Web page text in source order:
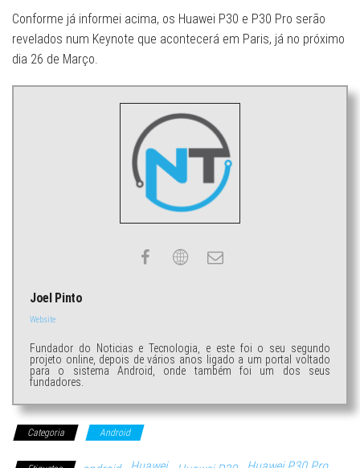
Conforme já informei acima, os Huawei P30 e P30 Pro serão
revelados num Keynote que acontecerá em Paris, já no próximo
dia 26 de Março.
Joel Pinto
Website
Fundador do Noticias e Tecnologia, e este foi o seu segundo
projeto online, depois de vários anos ligado a um portal voltado
para o sistema Android, onde também foi um dos seus
fundadores.
Categoria Android